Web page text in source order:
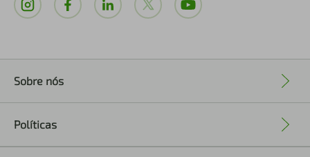
Sobre nós
Políticas